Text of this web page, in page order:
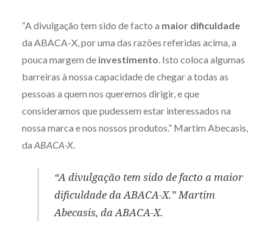
“A divulgação tem sido de facto a maior dificuldade
da ABACA-X, por uma das razões referidas acima, a
pouca margem de investimento . Isto coloca algumas
barreiras à nossa capacidade de chegar a todas as
pessoas a quem nos queremos dirigir, e que
consideramos que pudessem estar interessados na
nossa marca e nos nossos produtos.” Martim Abecasis,
da ABACA-X.
“A divulgação tem sido de facto a maior
dificuldade da ABACA-X.” Martim
Abecasis, daABACA-X.